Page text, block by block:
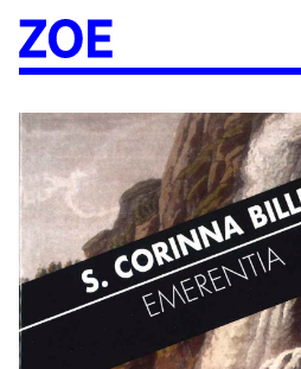
Accueil
À paraître
Catalogue
Auteur·ices
Agenda
Les éditions Zoé
Diffusion
Médiation culturelle